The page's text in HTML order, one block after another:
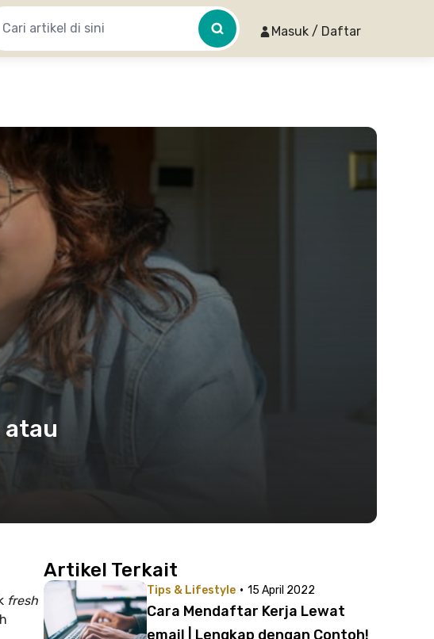
Masuk / Daftar
atau
fresh
Artikel Terkait
Tips & Lifestyle · 15 April 2022
Cara Mendaftar Kerja Lewat
email | Lengkap dengan Contoh!